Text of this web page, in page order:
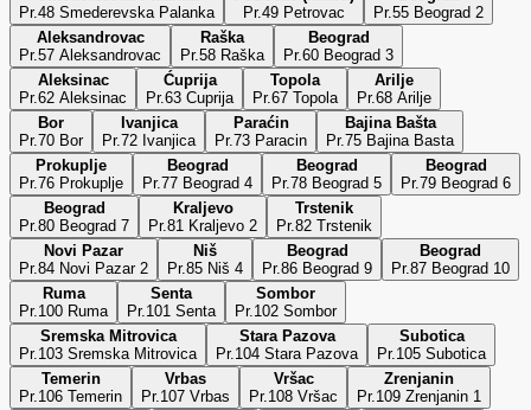
Pr.48 Smederevska Palanka
Pr.49 Petrovac
Pr.55 Beograd 2
Aleksandrovac
Pr.57 Aleksandrovac
Raška
Pr.58 Raška
Beograd
Pr.60 Beograd 3
Aleksinac
Pr.62 Aleksinac
Ćuprija
Pr.63 Cuprija
Topola
Pr.67 Topola
Arilje
Pr.68 Arilje
Bor
Pr.70 Bor
Ivanjica
Pr.72 Ivanjica
Paraćin
Pr.73 Paracin
Bajina Bašta
Pr.75 Bajina Basta
Prokuplje
Pr.76 Prokuplje
Beograd
Pr.77 Beograd 4
Beograd
Pr.78 Beograd 5
Beograd
Pr.79 Beograd 6
Beograd
Pr.80 Beograd 7
Kraljevo
Pr.81 Kraljevo 2
Trstenik
Pr.82 Trstenik
Novi Pazar
Pr.84 Novi Pazar 2
Niš
Pr.85 Niš 4
Beograd
Pr.86 Beograd 9
Beograd
Pr.87 Beograd 10
Ruma
Pr.100 Ruma
Senta
Pr.101 Senta
Sombor
Pr.102 Sombor
Sremska Mitrovica
Pr.103 Sremska Mitrovica
Stara Pazova
Pr.104 Stara Pazova
Subotica
Pr.105 Subotica
Temerin
Pr.106 Temerin
Vrbas
Pr.107 Vrbas
Vršac
Pr.108 Vršac
Zrenjanin
Pr.109 Zrenjanin 1